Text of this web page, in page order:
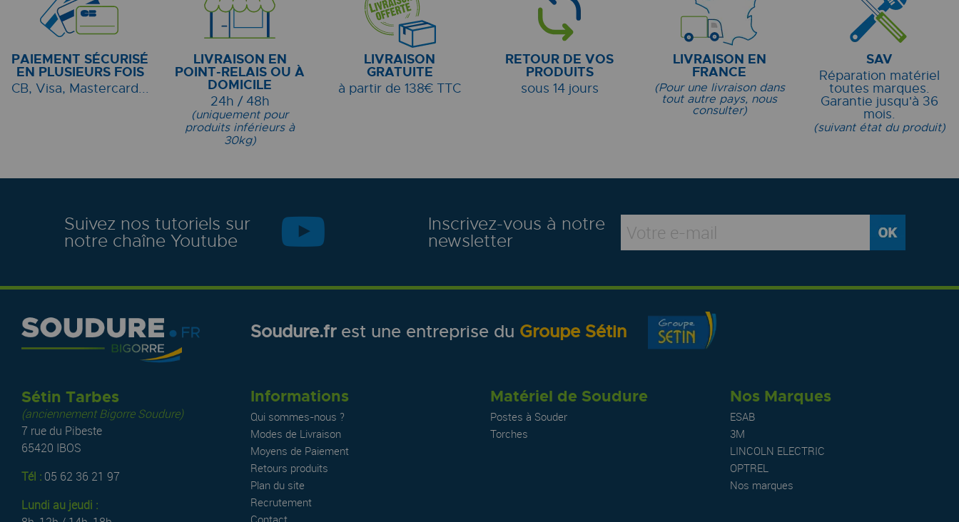
PAIEMENT SÉCURISÉ
EN PLUSIEURS FOIS
CB, Visa, Mastercard...
LIVRAISON EN
POINT-RELAIS OU À
DOMICILE
24h / 48h
(uniquement pour
produits inférieurs à
30kg)
LIVRAISON
GRATUITE
à partir de 138€ TTC
RETOUR DE VOS
PRODUITS
sous 14 jours
LIVRAISON EN
FRANCE
(Pour une livraison dans
tout autre pays, nous
consulter)
SAV
Réparation matériel
toutes marques.
Garantie jusqu'à 36
mois.
(suivant état du produit)
Suivez nos tutoriels sur
notre chaîne Youtube
Inscrivez-vous à notre
newsletter
Soudure.frest une entreprise du Groupe Sétin
Sétin Tarbes
(anciennement Bigorre Soudure)
7 rue du Pibeste
65420 IBOS
Tél : 05 62 36 21 97
Lundi au jeudi :
Informations
Qui sommes-nous ?
Modes de Livraison
Moyens de Paiement
Retours produits
Plan du site
Recrutement
Matériel de Soudure
Postes à Souder
Torches
Nos Marques
ESAB
3M
LINCOLN ELECTRIC
OPTREL
Nos marques